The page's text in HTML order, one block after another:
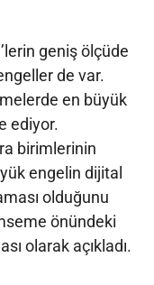
geniş ölçüde
de var.
en büyük
ediyor.
birimlerinin
engelin dijital
olduğunu
önündeki
olarak açıkladı.